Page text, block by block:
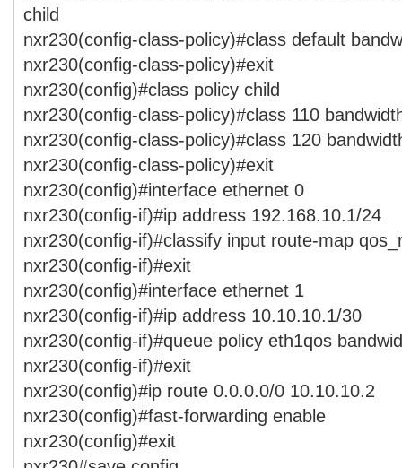
child
nxr230(config-class-policy)#class default
nxr230(config-class-policy)#exit
nxr230(config)#class policy child
nxr230(config-class-policy)#class 110
nxr230(config-class-policy)#class 120
nxr230(config-class-policy)#exit
nxr230(config)#interface ethernet 0
nxr230(config-if)#ip address 192.168.10.1/24
nxr230(config-if)#classify input route-map
nxr230(config-if)#exit
nxr230(config)#interface ethernet 1
nxr230(config-if)#ip address 10.10.10.1/30
nxr230(config-if)#queue policy eth1qos
nxr230(config-if)#exit
nxr230(config)#ip route 0.0.0.0/0 10.10.10.2
nxr230(config)#fast-forwarding enable
nxr230(config)#exit